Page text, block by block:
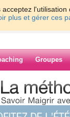
plus et gérer ces
Groupes
> > Pfffff